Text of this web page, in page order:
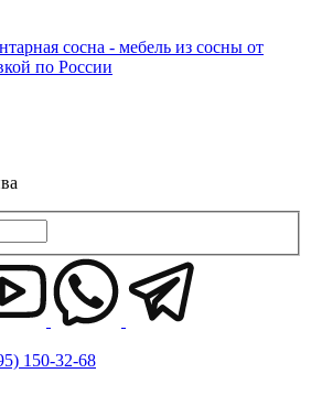
150-32-68